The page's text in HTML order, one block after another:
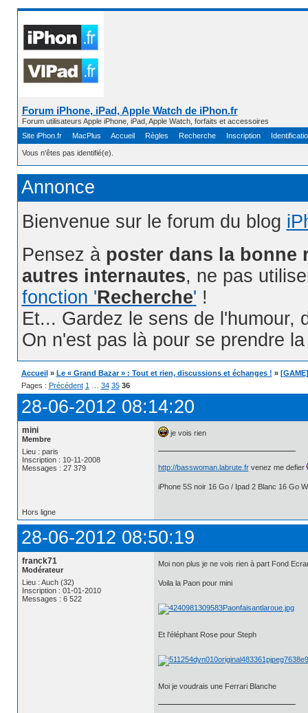
Forum iPhone, iPad, Apple Watch de iPhon.fr
Forum utilisateurs Apple iPhone, iPad, Apple Watch, forfaits et accessoires
Site iPhon.fr
MacPlus Accueil Règles Recherche Inscription
Vous n'êtes pas identifié(e).
Annonce
Bienvenue sur le forum du blog
Pensez à poster dans la bonne
autres internautes, ne pas
fonction 'Recherche' !
Et... Gardez le sens de l'humour,
On n'est pas là pour se prendre
Accueil » Le « Grand Bazar » : Tout et rien, discussions et échanges ! »
Pages : Précédent 1 34 35 36
28-06-2012 08:14:20
mini
Membre
Lieu : paris
Inscription : 10-11-2008
Messages : 27 379
je vois rien
http://basswoman.labrute.frvenez me defier
iPhone 5S noir 16 Go / Ipad 2 Blanc 16 Go
Hors ligne
28-06-2012 08:50:19
franck71
Modérateur
Lieu : Auch (32)
Inscription : 01-01-2010
Messages : 6 522
Moi non plus je ne vois rien à part Fond
Voila la Paon pour mini
Et l'éléphant Rose pour Steph
Moi je voudrais une Ferrari Blanche